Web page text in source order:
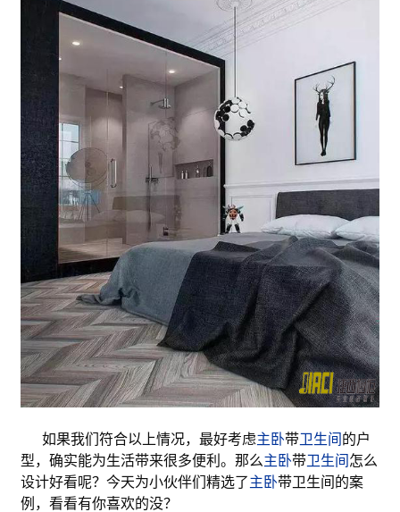
如果我们符合以上情况，最好考虑主卧带卫生间 的户
型，确实能为生活带来很多便利。那么主卧带卫生间 怎么
设计好看呢？今天为小伙伴们精选了主卧带卫生间的案
例，看看有你喜欢的没？